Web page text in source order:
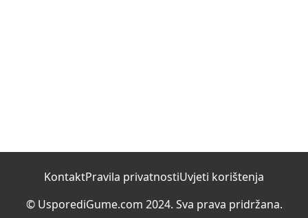
KontaktPravila privatnostiUvjeti korištenja
© UsporediGume.com 2024. Sva prava pridržana.